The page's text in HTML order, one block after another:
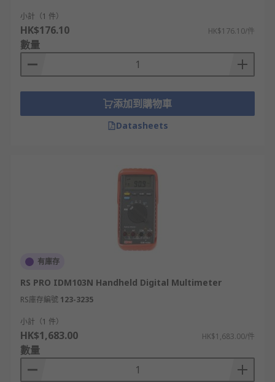
指針型電表vs數位電錶的差
別
指針型電表和數位電錶都是用來測量電力的電錶裝
顯示讀數、而後者則有LCD電子屏幕可以顯示數字。
此外，數位電錶可以更精準地測量電力、而且閱讀參
數的方式亦更簡單明瞭，因此越來越受用家歡迎。
壓、電流或電阻）來設置儀器，然後將測試線連接到
測量頻率、溫度、電容以及True RMS電壓和電流讀
萬用電錶的應用
被廣泛應用在家庭、商業、工業、以及汽車維修等多
個領域上。
萬用電錶的參數指標
小計（1 件）
HK$176.10 HK$176.10/件
數量
添加到購物車
Datasheets
有庫存
RS PRO IDM103N Handheld Digital Multimeter
RS庫存編號 123-3235
小計（1 件）
HK$1,683.00 HK$1,683.00/件
數量